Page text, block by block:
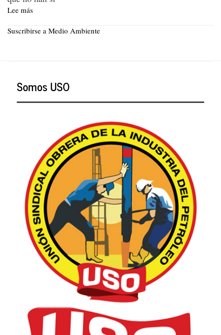
Lee más
pocos
Suscribirse a Medio Ambiente
Somos USO